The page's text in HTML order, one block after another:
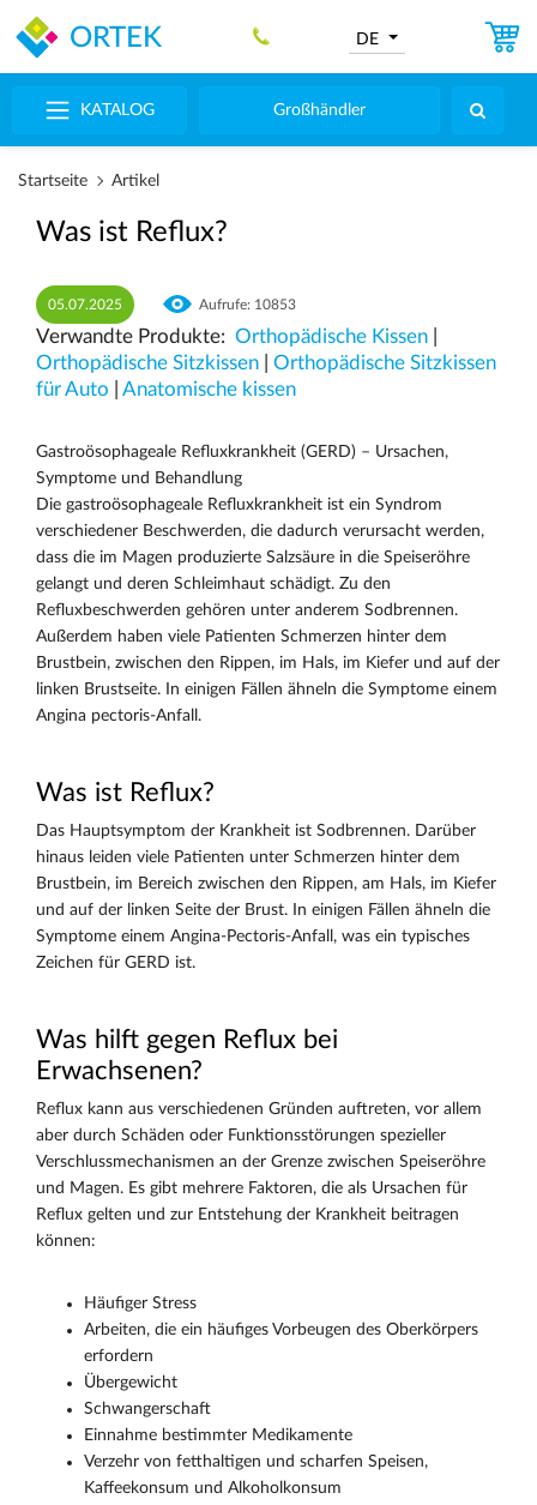
ORTEK
KATALOG Großhändler
DE
Startseite Artikel
Was ist Reflux?
05.07.2025 Aufrufe: 10853
Verwandte Produkte: Orthopädische Kissen
Оrthopädische Sitzkissen
Orthopädische Sitzkissen
für Auto
Anatomische kissen
Gastroösophageale Refluxkrankheit (GERD) – Ursachen,
Symptome und Behandlung
Die gastroösophageale Refluxkrankheit ist ein Syndrom
verschiedener Beschwerden, die dadurch verursacht werden,
dass die im Magen produzierte Salzsäure in die Speiseröhre
gelangt und deren Schleimhaut schädigt. Zu den
Refluxbeschwerden gehören unter anderem Sodbrennen.
Außerdem haben viele Patienten Schmerzen hinter dem
Brustbein, zwischen den Rippen, im Hals, im Kiefer und auf der
linken Brustseite. In einigen Fällen ähneln die Symptome einem
Angina pectoris-Anfall.
Was ist Reflux?
Das Hauptsymptom der Krankheit ist Sodbrennen. Darüber
hinaus leiden viele Patienten unter Schmerzen hinter dem
Brustbein, im Bereich zwischen den Rippen, am Hals, im Kiefer
und auf der linken Seite der Brust. In einigen Fällen ähneln die
Symptome einem Angina-Pectoris-Anfall, was ein typisches
Zeichen für GERD ist.
Was hilft gegen Reflux bei
Erwachsenen?
Reflux kann aus verschiedenen Gründen auftreten, vor allem
aber durch Schäden oder Funktionsstörungen spezieller
Verschlussmechanismen an der Grenze zwischen Speiseröhre
und Magen. Es gibt mehrere Faktoren, die als Ursachen für
Reflux gelten und zur Entstehung der Krankheit beitragen
können:
Häufiger Stress
Arbeiten, die ein häufiges Vorbeugen des Oberkörpers
erfordern
Übergewicht
Schwangerschaft
Einnahme bestimmter Medikamente
Verzehr von fetthaltigen und scharfen Speisen,
Kaffeekonsum und Alkoholkonsum